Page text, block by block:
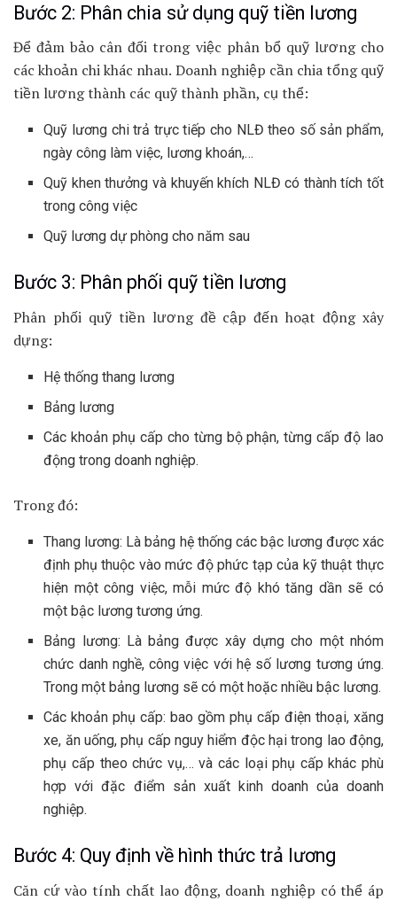
Bước 2: Phân chia sử dụng quỹ tiền lương
Để đảm bảo cân đối trong việc phân bổ quỹ lương cho
các khoản chi khác nhau. Doanh nghiệp cần chia tổng quỹ
tiền lương thành các quỹ thành phần, cụ thể:
Quỹ lương chi trả trực tiếp cho NLĐ theo số sản phẩm,
ngày công làm việc, lương khoán,…
Quỹ khen thưởng và khuyến khích NLĐ có thành tích tốt
trong công việc
Quỹ lương dự phòng cho năm sau
Bước 3: Phân phối quỹ tiền lương
Phân phối quỹ tiền lương đề cập đến hoạt động xây
dựng:
Hệ thống thang lương
Bảng lương
Các khoản phụ cấp cho từng bộ phận, từng cấp độ lao
động trong doanh nghiệp.
Trong đó:
Thang lương: Là bảng hệ thống các bậc lương được xác
định phụ thuộc vào mức độ phức tạp của kỹ thuật thực
hiện một công việc, mỗi mức độ khó tăng dần sẽ có
một bậc lương tương ứng.
Bảng lương: Là bảng được xây dựng cho một nhóm
chức danh nghề, công việc với hệ số lương tương ứng.
Trong một bảng lương sẽ có một hoặc nhiều bậc lương.
Các khoản phụ cấp: bao gồm phụ cấp điện thoại, xăng
xe, ăn uống, phụ cấp nguy hiểm độc hại trong lao động,
phụ cấp theo chức vụ,… và các loại phụ cấp khác phù
hợp với đặc điểm sản xuất kinh doanh của doanh
nghiệp.
Bước 4: Quy định về hình thức trả lương
Căn cứ vào tính chất lao động, doanh nghiệp có thể áp